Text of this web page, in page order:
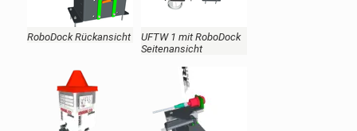
RoboDock Rückansicht
UFTW 1 mit RoboDock
Seitenansicht